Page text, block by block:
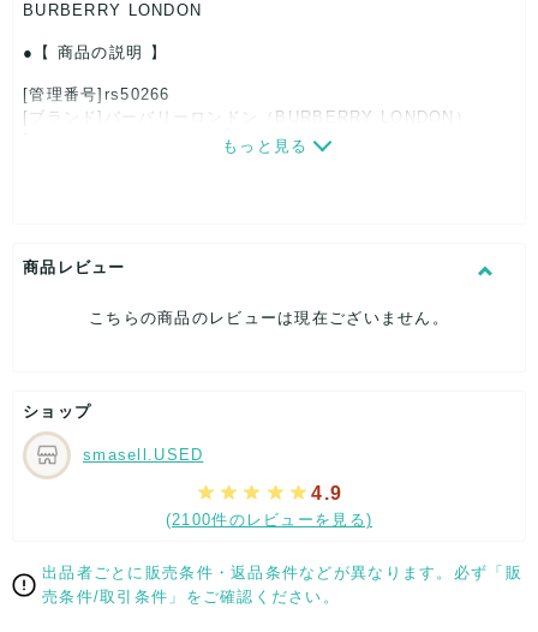
BURBERRY LONDON
【 商品の説明 】
[管理番号]rs50266
[ブランド]バーバリーロンドン（BURBERRY LONDON）
総丈：約58cm
ウエスト：約64cm
[付属品]なし
こちらは未使用のお品となります。
保管に伴う多少のダメージはご了承下さいませ。
【 サイズ・容量 】
ウエスト：約64cm
ヒップ：約43cm
もっと見る
商品レビュー
こちらの商品のレビューは現在ございません。
ショップ
smasell.USED
4.9
(2100件のレビューを見る)
出品者ごとに販売条件・返品条件などが異なります。必ず「販
売条件/取引条件」をご確認ください。